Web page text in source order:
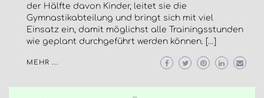
der Hälfte davon Kinder, leitet sie die
Gymnastikabteilung und bringt sich mit viel
Einsatz ein, damit möglichst alle Trainingsstunden
wie geplant durchgeführt werden können. […]
MEHR ...